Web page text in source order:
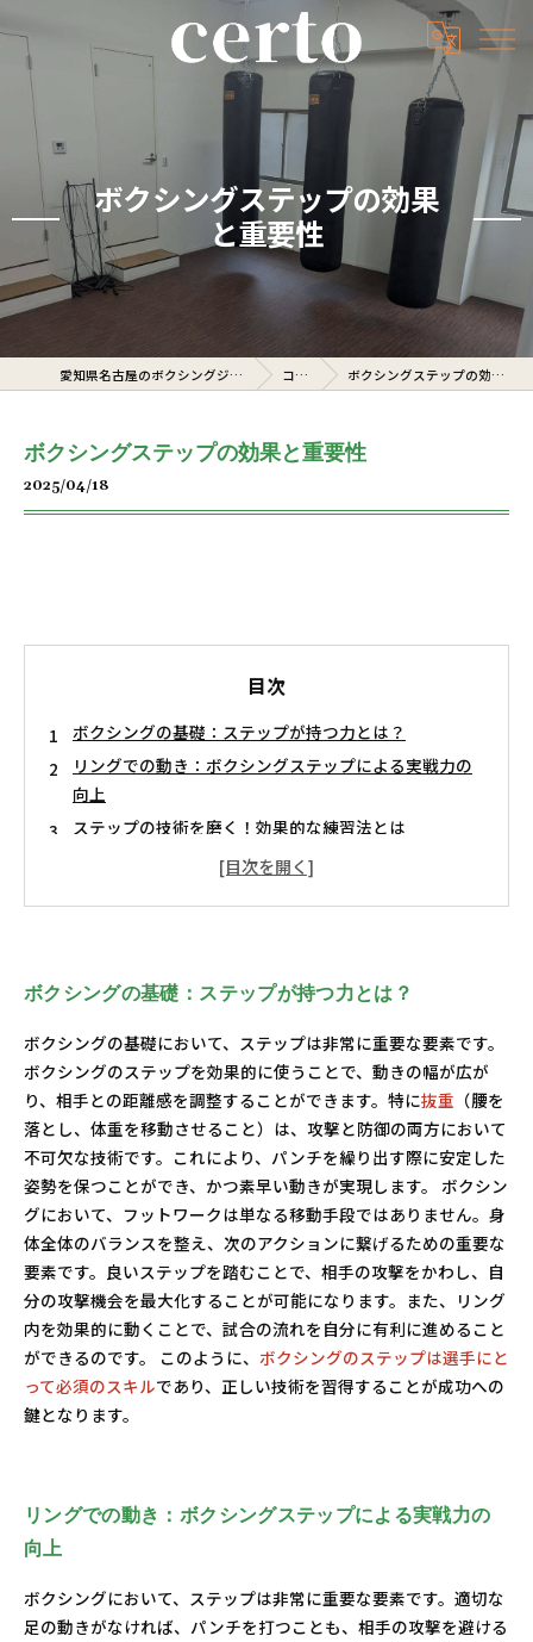
ボクシングステップの効果
と重要性
愛知県名古屋のボクシングジムならcerto コラム ボクシングステップの効果と重要性
ボクシングステップの効果と重要性
2025/04/18
目次
ボクシングの基礎：ステップが持つ力とは？
リングでの動き：ボクシングステップによる実戦力の
向上
ステップの技術を磨く！効果的な練習法とは
ボクシングステップの重要性：勝利への道を開く
プの習得法
ボクシングの基礎：ステップが持つ力とは？
ボクシングの基礎において、ステップは非常に重要な要素です。
ボクシングのステップを効果的に使うことで、動きの幅が広が
り、相手との距離感を調整することができます。特に抜重 （腰を
落とし、体重を移動させること）は、攻撃と防御の両方において
不可欠な技術です。これにより、パンチを繰り出す際に安定した
姿勢を保つことができ、かつ素早い動きが実現します。 ボクシン
グにおいて、フットワークは単なる移動手段ではありません。身
体全体のバランスを整え、次のアクションに繋げるための重要な
要素です。良いステップを踏むことで、相手の攻撃をかわし、自
分の攻撃機会を最大化することが可能になります。また、リング
内を効果的に動くことで、試合の流れを自分に有利に進めること
ができるのです。 このように、 ボクシングのステップは選手にと
って必須のスキルであり、正しい技術を習得することが成功への
鍵となります。
リングでの動き：ボクシングステップによる実戦力の
向上
ボクシングにおいて、ステップは非常に重要な要素です。適切な
足の動きがなければ、パンチを打つことも、相手の攻撃を避ける